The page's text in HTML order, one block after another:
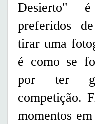
Desierto"
preferidos
tirar uma
é como se
por ter
competição.
momentos